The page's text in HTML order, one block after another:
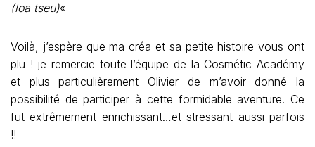
(loa tseu)«
Voilà, j’espère que ma créa et sa petite histoire vous ont
plu ! je remercie toute l’équipe de la Cosmétic Académy
et plus particulièrement Olivier de m’avoir donné la
possibilité de participer à cette formidable aventure. Ce
fut extrêmement enrichissant…et stressant aussi parfois
!!